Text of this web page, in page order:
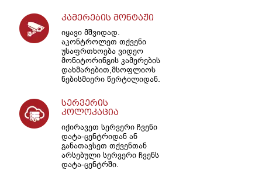
კამერების მონტაჟი
იყავი მშვიდად.
აკონტროლეთ თქვენი
უსაფრთხოება ვიდეო
მონიტორინგის კამერების
დახმარებით,მსოფლიოს
ნებისმიერი წერტილიდან.
სერვერის
კოლოკაცია
იქირავეთ სერვერი ჩვენი
დატა-ცენტრიდან ან
განათავსეთ თქვენთან
არსებული სერვერი ჩვენს
დატა-ცენტრში.